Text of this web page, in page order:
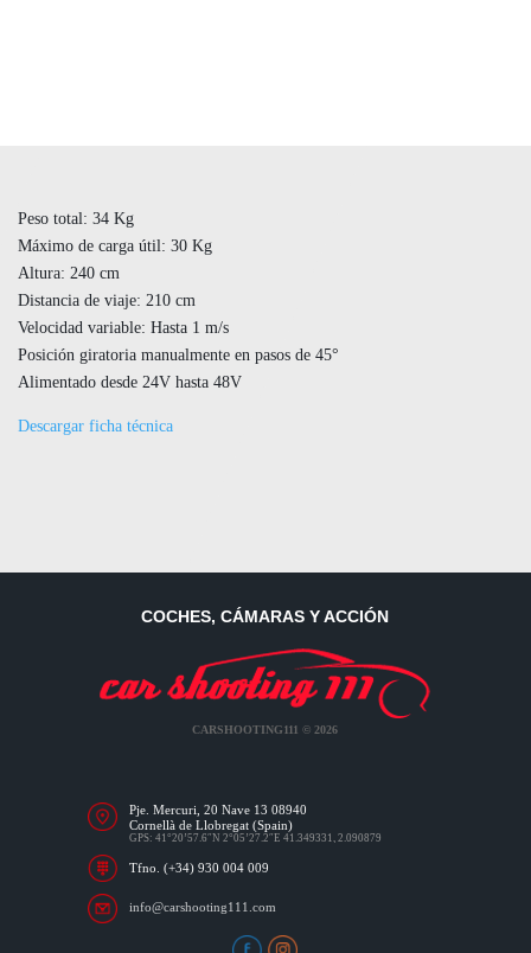
Peso total: 34 Kg
Máximo de carga útil: 30 Kg
Altura: 240 cm
Distancia de viaje: 210 cm
Velocidad variable: Hasta 1 m/s
Posición giratoria manualmente en pasos de 45°
Alimentado desde 24V hasta 48V
Descargar ficha técnica
COCHES, CÁMARAS Y ACCIÓN
CARSHOOTING111 © 2026
Pje. Mercuri, 20 Nave 13 08940
Cornellà de Llobregat (Spain)
GPS: 41°20’57.6″N 2°05’27.2″E 41.349331, 2.090879
Tfno. (+34) 930 004 009
info@carshooting111.com